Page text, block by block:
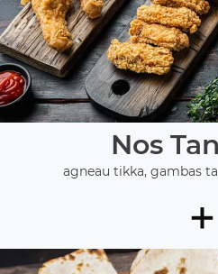
Nos
agneau tikka, gambas
+